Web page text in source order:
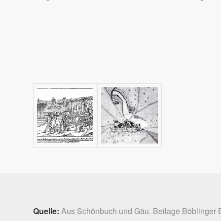
Quelle: Aus Schönbuch und Gäu. Beilage Böblinger